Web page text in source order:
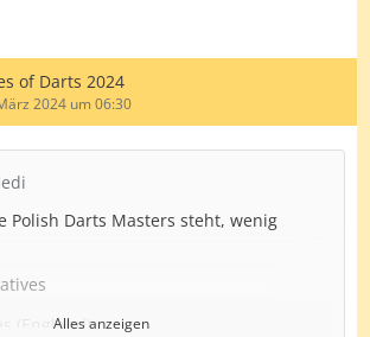
of Darts 2024
2024 um 06:30
Polish Darts Masters steht, wenig
(England)Alles anzeigen